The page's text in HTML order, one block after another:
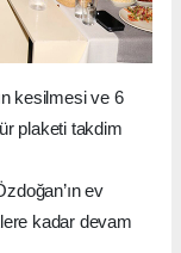
kesilmesi ve 6
plaketi takdim
ev
kadar devam